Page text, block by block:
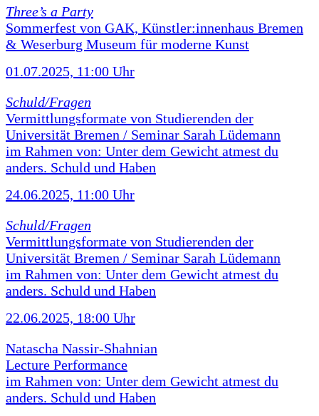
Three’s a Party
Sommerfest von GAK, Künstler:innenhaus Bremen
& Weserburg Museum für moderne Kunst
01.07.2025, 11:00 Uhr
Schuld/Fragen
Vermittlungsformate von Studierenden der
Universität Bremen / Seminar Sarah Lüdemann
im Rahmen von: Unter dem Gewicht atmest du
anders. Schuld und Haben
24.06.2025, 11:00 Uhr
Schuld/Fragen
Vermittlungsformate von Studierenden der
Universität Bremen / Seminar Sarah Lüdemann
im Rahmen von: Unter dem Gewicht atmest du
anders. Schuld und Haben
22.06.2025, 18:00 Uhr
Natascha Nassir-Shahnian
Lecture Performance
im Rahmen von: Unter dem Gewicht atmest du
anders. Schuld und Haben